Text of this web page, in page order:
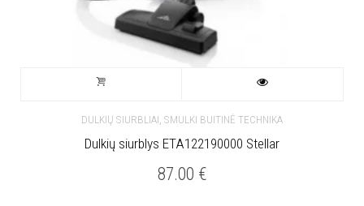
DULKIŲ SIURBLIAI, SMULKI BUITINĖ TECHNIKA
Dulkių siurblys ETA122190000 Stellar
87.00 €